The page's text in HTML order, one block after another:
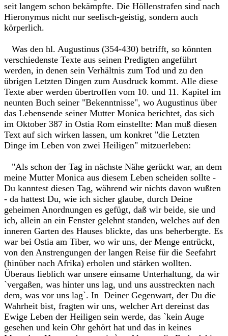
seit langem schon bekämpfte. Die Höllenstrafen sind nach
Hieronymus nicht nur seelisch-geistig, sondern auch
körperlich.
Was den hl. Augustinus (354-430) betrifft, so könnten
verschiedenste Texte aus seinen Predigten angeführt
werden, in denen sein Verhältnis zum Tod und zu den
übrigen Letzten Dingen zum Ausdruck kommt. Alle diese
Texte aber werden übertroffen vom 10. und 11. Kapitel im
neunten Buch seiner "Bekenntnisse", wo Augustinus über
das Lebensende seiner Mutter Monica berichtet, das sich
im Oktober 387 in Ostia Rom einstellte: Man muß diesen
Text auf sich wirken lassen, um konkret "die Letzten
Dinge im Leben von zwei Heiligen" mitzuerleben:
"Als schon der Tag in nächste Nähe gerückt war, an dem
meine Mutter Monica aus diesem Leben scheiden sollte -
Du kanntest diesen Tag, während wir nichts davon wußten
- da hattest Du, wie ich sicher glaube, durch Deine
geheimen Anordnungen es gefügt, daß wir beide, sie und
ich, allein an ein Fenster gelehnt standen, welches auf den
inneren Garten des Hauses blickte, das uns beherbergte. Es
war bei Ostia am Tiber, wo wir uns, der Menge entrückt,
von den Anstrengungen der langen Reise für die Seefahrt
(hinüber nach Afrika) erholen und stärken wollten.
Überaus lieblich war unsere einsame Unterhaltung, da wir
`vergaßen, was hinter uns lag, und uns ausstreckten nach
dem, was vor uns lag`. In Deiner Gegenwart, der Du die
Wahrheit bist, fragten wir uns, welcher Art dereinst das
Ewige Leben der Heiligen sein werde, das `kein Auge
gesehen und kein Ohr gehört hat und das in keines